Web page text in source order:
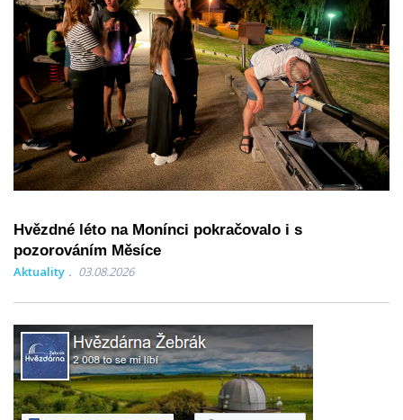
Hvězdné léto na Monínci pokračovalo i s
pozorováním Měsíce
Aktuality 03.08.2026